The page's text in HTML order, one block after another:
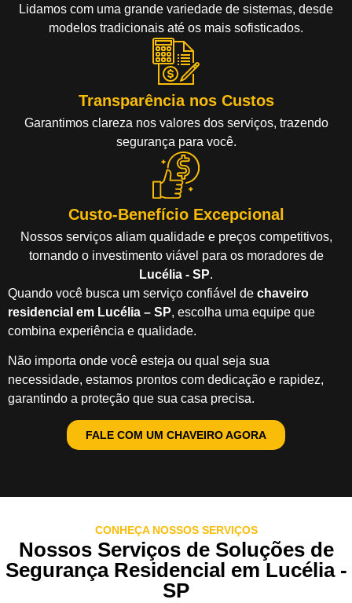
Lidamos com uma grande variedade de sistemas, desde
modelos tradicionais até os mais sofisticados.
Transparência nos Custos
Garantimos clareza nos valores dos serviços, trazendo
segurança para você.
Custo-Benefício Excepcional
Nossos serviços aliam qualidade e preços competitivos,
tornando o investimento viável para os moradores de
Lucélia - SP.
Quando você busca um serviço confiável de chaveiro
residencial em Lucélia – SP, escolha uma equipe que
combina experiência e qualidade.
Não importa onde você esteja ou qual seja sua
necessidade, estamos prontos com dedicação e rapidez,
garantindo a proteção que sua casa precisa.
FALE COM UM CHAVEIRO AGORA
CONHEÇA NOSSOS SERVIÇOS
Nossos Serviços de Soluções de
Segurança Residencial em Lucélia -
SP